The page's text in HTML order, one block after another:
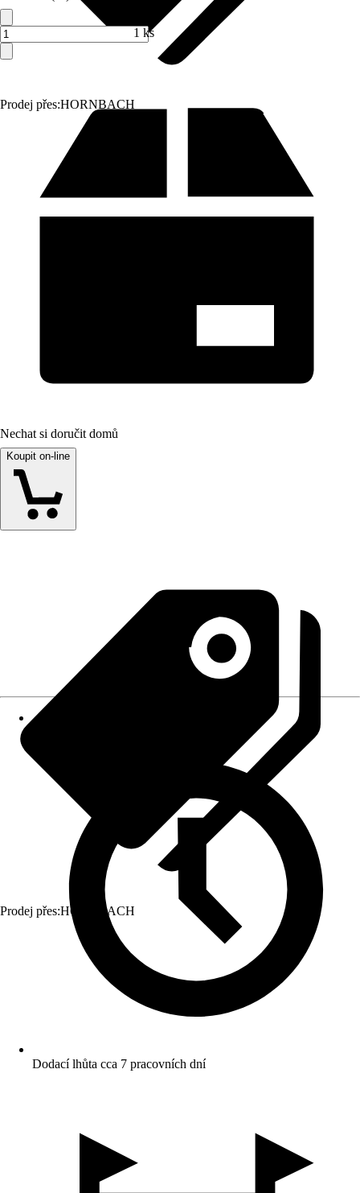
Prodej přes:HORNBACH
1 ks
Nechat si doručit domů
Koupit on-line
Prodej přes:HORNBACH
Dodací lhůta cca 7 pracovních dní